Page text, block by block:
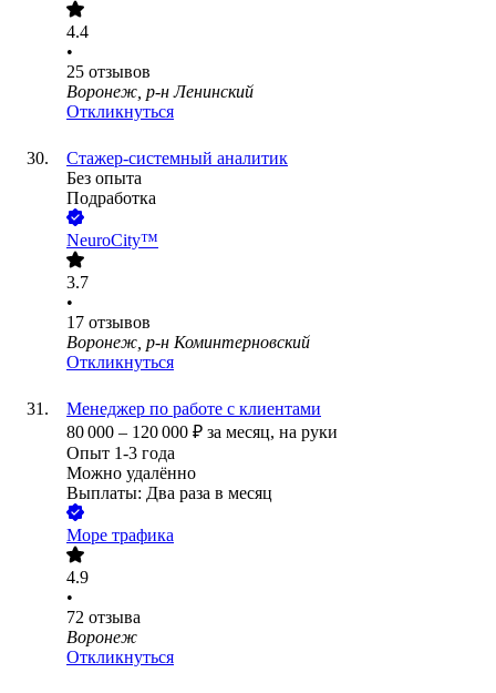
4.4
•
25 отзывов
Воронеж, р-н Ленинский
Откликнуться
Стажер-системный аналитик
Без опыта
Подработка
NeuroCity™
3.7
•
17 отзывов
Воронеж, р-н Коминтерновский
Откликнуться
Менеджер по работе с клиентами
80 000 – 120 000 ₽ за месяц, на руки
Опыт 1-3 года
Можно удалённо
Выплаты: Два раза в месяц
Море трафика
4.9
•
72 отзыва
Воронеж
Откликнуться